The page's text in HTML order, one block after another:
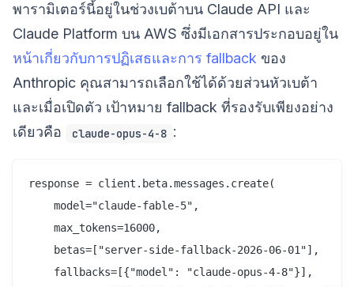
พารามิเตอร์นี้อยู่ในช่วงเบต้าบน Claude API และ
Claude Platform บน AWS ซึ่งมีเอกสารประกอบอยู่ใน
หน้าเกี่ยวกับการปฏิเสธและการ fallback ของ
Anthropic คุณสามารถเลือกใช้ได้ด้วยส่วนหัวเบต้า
และเมื่อเปิดตัว เป้าหมาย fallback ที่รองรับเพียงอย่าง
เดียวคือ
claude-opus-4-8 :
response = client.beta.messages.create(
    model="claude-fable-5",
    max_tokens=16000,
    betas=["server-side-fallback-2026-06-01"],
    fallbacks=[{"model": "claude-opus-4-8"}],